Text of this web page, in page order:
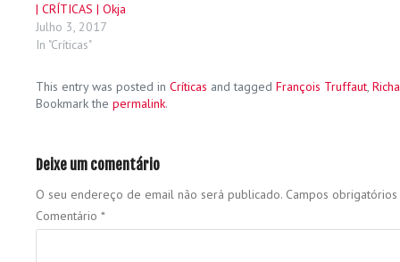
| CRÍTICAS | Okja
Julho 3, 2017
In "Críticas"
This entry was posted in Críticas and tagged François Truffaut,
Bookmark the permalink.
Deixe um comentário
O seu endereço de email não será publicado. Campos
Comentário *